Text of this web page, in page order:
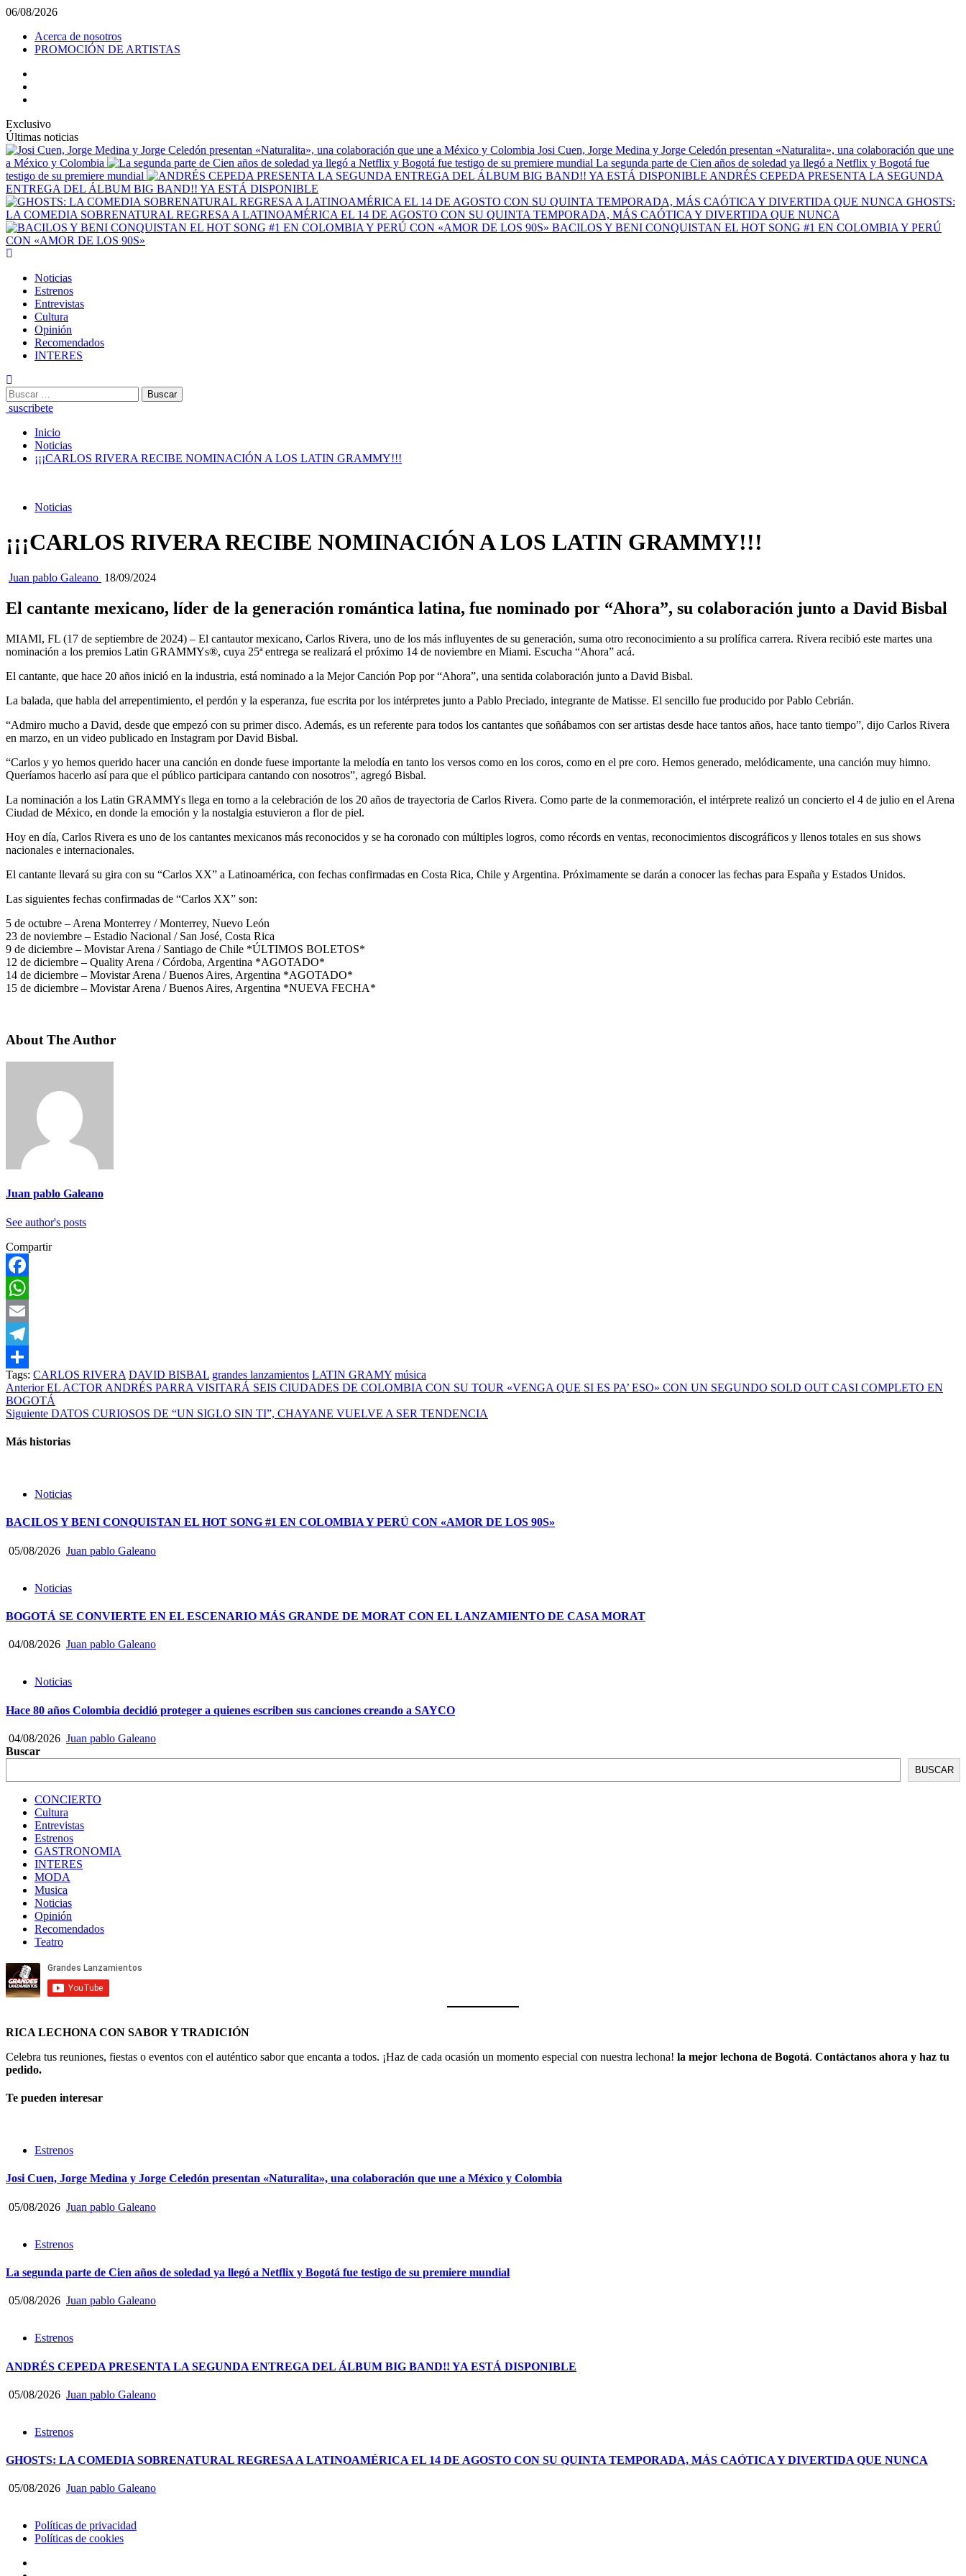
Saltar
contenido
06/08/2026
Acerca de nosotros
PROMOCIÓN DE ARTISTAS
Exclusivo
Últimas noticias
Josi Cuen, Jorge Medina y Jorge Celedón presentan «Naturalita», una colaboración que une
a México y Colombia
La segunda parte de Cien años de soledad ya llegó a Netflix y Bogotá fue
testigo de su premiere mundial
ANDRÉS CEPEDA PRESENTA LA SEGUNDA
ENTREGA DEL ÁLBUM BIG BAND!! YA ESTÁ DISPONIBLE
GHOSTS:
LA COMEDIA SOBRENATURAL REGRESA A LATINOAMÉRICA EL 14 DE AGOSTO CON SU QUINTA TEMPORADA, MÁS CAÓTICA Y DIVERTIDA QUE NUNCA
BACILOS Y BENI CONQUISTAN EL HOT SONG #1 EN COLOMBIA Y PERÚ
CON «AMOR DE LOS 90S»
Noticias
Estrenos
Entrevistas
Cultura
Opinión
Recomendados
INTERES
Buscar:
suscribete
Inicio
Noticias
¡¡¡CARLOS RIVERA RECIBE NOMINACIÓN A LOS LATIN GRAMMY!!!
Noticias
¡¡¡CARLOS RIVERA RECIBE NOMINACIÓN A LOS LATIN GRAMMY!!!
Juan pablo Galeano 18/09/2024
El cantante mexicano, líder de la generación romántica latina, fue nominado por “Ahora”, su colaboración junto a David Bisbal
MIAMI, FL (17 de septiembre de 2024) – El cantautor mexicano, Carlos Rivera, uno de los más influyentes de su generación, suma otro reconocimiento a su prolífica carrera. Rivera recibió este martes una
nominación a los premios Latin GRAMMYs®, cuya 25ª entrega se realizará el próximo 14 de noviembre en Miami. Escucha “Ahora” acá.
El cantante, que hace 20 años inició en la industria, está nominado a la Mejor Canción Pop por “Ahora”, una sentida colaboración junto a David Bisbal.
La balada, que habla del arrepentimiento, el perdón y la esperanza, fue escrita por los intérpretes junto a Pablo Preciado, integrante de Matisse. El sencillo fue producido por Pablo Cebrián.
“Admiro mucho a David, desde que empezó con su primer disco. Además, es un referente para todos los cantantes que soñábamos con ser artistas desde hace tantos años, hace tanto tiempo”, dijo Carlos Rivera
en marzo, en un video publicado en Instagram por David Bisbal.
“Carlos y yo hemos querido hacer una canción en donde fuese importante la melodía en tanto los versos como en los coros, como en el pre coro. Hemos generado, melódicamente, una canción muy himno.
Queríamos hacerlo así para que el público participara cantando con nosotros”, agregó Bisbal.
La nominación a los Latin GRAMMYs llega en torno a la celebración de los 20 años de trayectoria de Carlos Rivera. Como parte de la conmemoración, el intérprete realizó un concierto el 4 de julio en el Arena
Ciudad de México, en donde la emoción y la nostalgia estuvieron a flor de piel.
Hoy en día, Carlos Rivera es uno de los cantantes mexicanos más reconocidos y se ha coronado con múltiples logros, como récords en ventas, reconocimientos discográficos y llenos totales en sus shows
nacionales e internacionales.
El cantante llevará su gira con su “Carlos XX” a Latinoamérica, con fechas confirmadas en Costa Rica, Chile y Argentina. Próximamente se darán a conocer las fechas para España y Estados Unidos.
Las siguientes fechas confirmadas de “Carlos XX” son:
5 de octubre – Arena Monterrey / Monterrey, Nuevo León
23 de noviembre – Estadio Nacional / San José, Costa Rica
9 de diciembre – Movistar Arena / Santiago de Chile *ÚLTIMOS BOLETOS*
12 de diciembre – Quality Arena / Córdoba, Argentina *AGOTADO*
14 de diciembre – Movistar Arena / Buenos Aires, Argentina *AGOTADO*
15 de diciembre – Movistar Arena / Buenos Aires, Argentina *NUEVA FECHA*
About The Author
Juan pablo Galeano
See author's posts
Compartir
Facebook
WhatsApp
Email
Telegram
Compartir
Tags: CARLOS RIVERA DAVID BISBAL grandes lanzamientos LATIN GRAMY música
Post
navigation
AnteriorEL ACTOR ANDRÉS PARRA VISITARÁ SEIS CIUDADES DE COLOMBIA CON SU TOUR «VENGA QUE SI ES PA’ ESO» CON UN SEGUNDO SOLD OUT CASI COMPLETO EN
BOGOTÁ
Siguiente DATOS CURIOSOS DE “UN SIGLO SIN TI”, CHAYANE VUELVE A SER TENDENCIA
Más historias
Noticias
BACILOS Y BENI CONQUISTAN EL HOT SONG #1 EN COLOMBIA Y PERÚ CON «AMOR DE LOS 90S»
05/08/2026 Juan pablo Galeano
Noticias
BOGOTÁ SE CONVIERTE EN EL ESCENARIO MÁS GRANDE DE MORAT CON EL LANZAMIENTO DE CASA MORAT
04/08/2026 Juan pablo Galeano
Noticias
Hace 80 años Colombia decidió proteger a quienes escriben sus canciones creando a SAYCO
04/08/2026 Juan pablo Galeano
Buscar
BUSCAR
CONCIERTO
Cultura
Entrevistas
Estrenos
GASTRONOMIA
INTERES
MODA
Musica
Noticias
Opinión
Recomendados
Teatro
RICA LECHONA CON SABOR Y TRADICIÓN
Celebra tus reuniones, fiestas o eventos con el auténtico sabor que encanta a todos. ¡Haz de cada ocasión un momento especial con nuestra lechona! la mejor lechona de Bogotá. Contáctanos ahora y haz tu
pedido.
Te pueden interesar
Estrenos
Josi Cuen, Jorge Medina y Jorge Celedón presentan «Naturalita», una colaboración que une a México y Colombia
05/08/2026 Juan pablo Galeano
Estrenos
La segunda parte de Cien años de soledad ya llegó a Netflix y Bogotá fue testigo de su premiere mundial
05/08/2026 Juan pablo Galeano
Estrenos
ANDRÉS CEPEDA PRESENTA LA SEGUNDA ENTREGA DEL ÁLBUM BIG BAND!! YA ESTÁ DISPONIBLE
05/08/2026 Juan pablo Galeano
Estrenos
GHOSTS: LA COMEDIA SOBRENATURAL REGRESA A LATINOAMÉRICA EL 14 DE AGOSTO CON SU QUINTA TEMPORADA, MÁS CAÓTICA Y DIVERTIDA QUE NUNCA
05/08/2026 Juan pablo Galeano
Políticas de privacidad
Políticas de cookies